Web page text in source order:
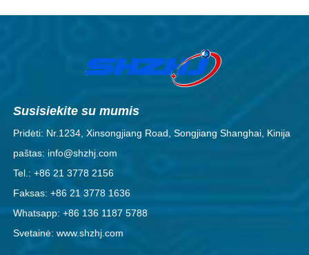
Susisiekite su mumis
Pridėti: Nr.1234, Xinsongjiang Road, Songjiang Shanghai, Kinija
paštas: info@shzhj.com
Tel.: +86 21 3778 2156
Faksas: +86 21 3778 1636
Whatsapp: +86 136 1187 5788
Svetainė: www.shzhj.com